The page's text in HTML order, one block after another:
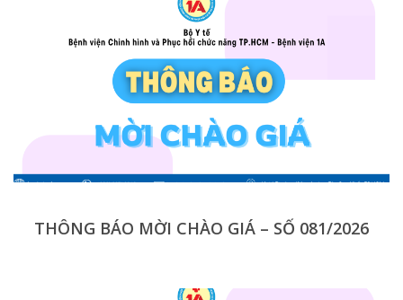
THÔNG BÁO MỜI CHÀO GIÁ – SỐ 081/2026